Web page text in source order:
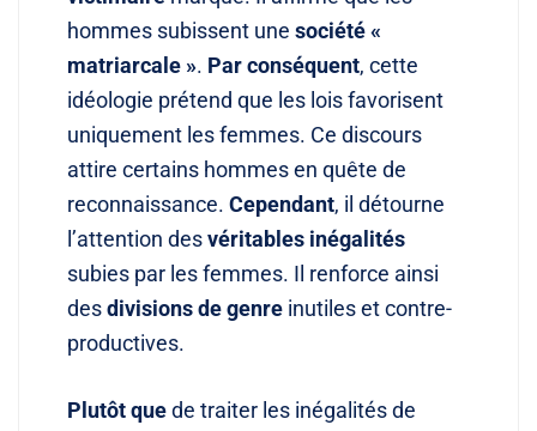
hommes subissent une société «
matriarcale ». Par conséquent, cette
idéologie prétend que les lois favorisent
uniquement les femmes. Ce discours
attire certains hommes en quête de
reconnaissance. Cependant, il détourne
l’attention desvéritables inégalités
subies par les femmes. Il renforce ainsi
desdivisions de genre inutiles et contre-
productives.
Plutôt quede traiter les inégalités de